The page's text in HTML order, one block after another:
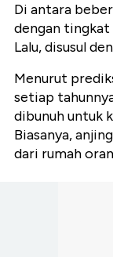
Di antara
dengan tingkat
Lalu, disusul
Menurut
setiap
dibunuh untuk
Biasanya,
dari rumah